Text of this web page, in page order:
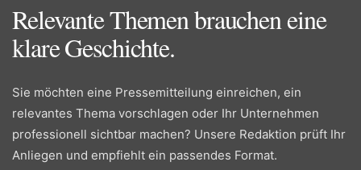
Relevante Themen brauchen eine
klare Geschichte.
Sie möchten eine Pressemitteilung einreichen, ein
relevantes Thema vorschlagen oder Ihr Unternehmen
professionell sichtbar machen? Unsere Redaktion prüft Ihr
Anliegen und empfiehlt ein passendes Format.